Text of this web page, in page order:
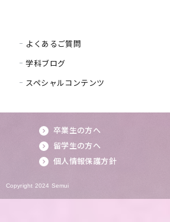
よくあるご質問
学科ブログ
スペシャルコンテンツ
卒業生の方へ
留学生の方へ
個人情報保護方針
Copyright 2024 Semui